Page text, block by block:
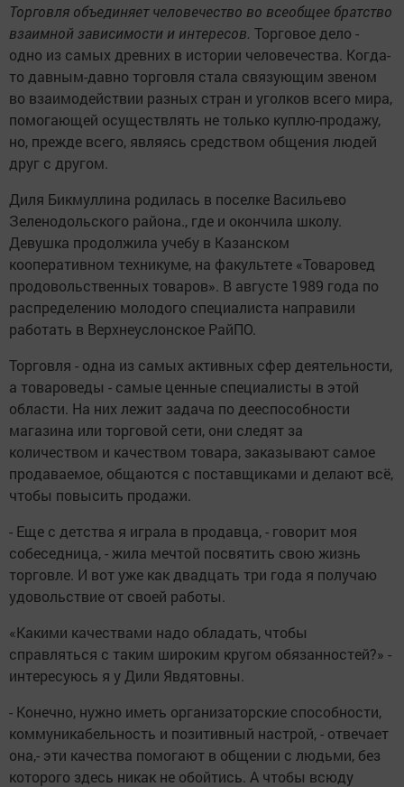
Торговля объединяет человечество во всеобщее братство
взаимной зависимости и интересов. Торговое дело -
одно из самых древних в истории человечества. Когда-
то давным-давно торговля стала связующим звеном
во взаимодействии разных стран и уголков всего мира,
помогающей осуществлять не только куплю-продажу,
но, прежде всего, являясь средством общения людей
друг с другом.
Диля Бикмуллина родилась в поселке Васильево
Зеленодольского района., где и окончила школу.
Девушка продолжила учебу в Казанском
кооперативном техникуме, на факультете «Товаровед
продовольственных товаров». В августе 1989 года по
распределению молодого специалиста направили
работать в Верхнеуслонское РайПО.
Торговля - одна из самых активных сфер деятельности,
а товароведы - самые ценные специалисты в этой
области. На них лежит задача по дееспособности
магазина или торговой сети, они следят за
количеством и качеством товара, заказывают самое
продаваемое, общаются с поставщиками и делают всё,
чтобы повысить продажи.
- Еще с детства я играла в продавца, - говорит моя
собеседница, - жила мечтой посвятить свою жизнь
торговле. И вот уже как двадцать три года я получаю
удовольствие от своей работы.
«Какими качествами надо обладать, чтобы
справляться с таким широким кругом обязанностей?» -
интересуюсь я у Дили Явдятовны.
- Конечно, нужно иметь организаторские способности,
коммуникабельность и позитивный настрой, - отвечает
она,- эти качества помогают в общении с людьми, без
которого здесь никак не обойтись. А чтобы всюду